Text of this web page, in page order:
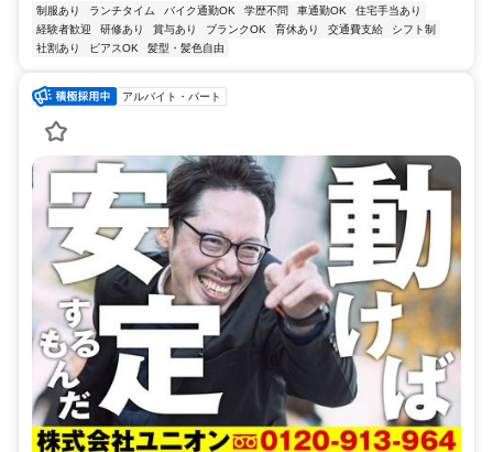
制服あり ランチタイム バイク通勤OK 学歴不問 車通勤OK
住宅手当あり
経験者歓迎
研修あり 賞与あり ブランクOK 育休あり 交通費支給
シフト制
社割あり
ピアスOK 髪型・髪色自由
アルバイト・パート